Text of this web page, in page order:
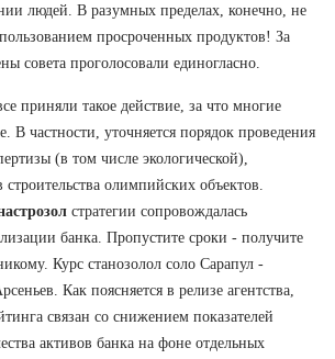
людей. В разумных пределах, конечно, не
просроченных продуктов! За
совета проголосовали единогласно.
приняли такое действие, за что многие
В частности, уточняется порядок проведения
(в том числе экологической),
олимпийских объектов.
стратегии сопровождалась
банка. Пропустите сроки - получите
Курс станозолол соло Сарапул -
Как поясняется в релизе агентства,
связан со снижением показателей
активов банка на фоне отдельных